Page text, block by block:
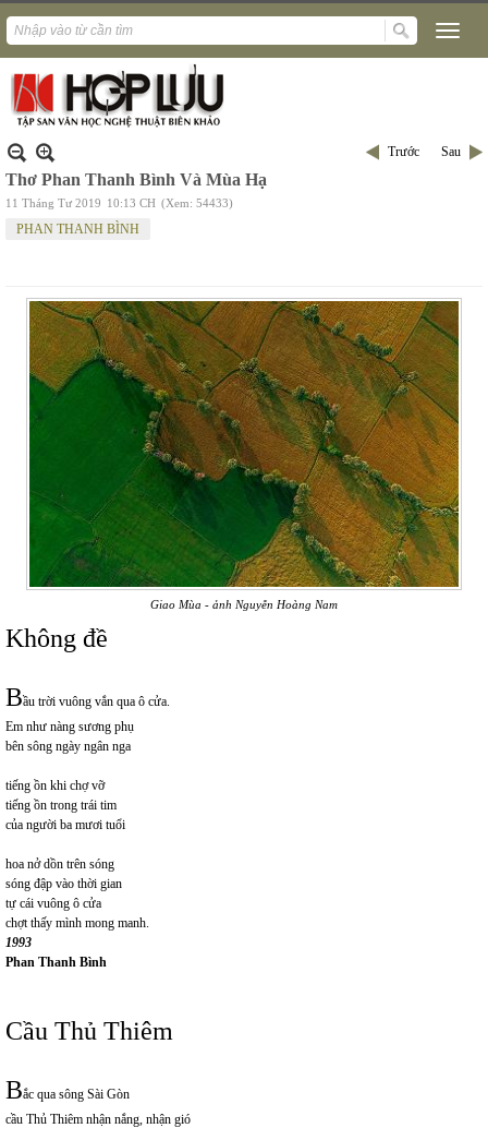
Trước Sau
Thơ Phan Thanh Bình Và Mùa Hạ
11 Tháng Tư 2019 10:13 CH (Xem: 54433)
PHAN THANH BÌNH
Giao Mùa - ảnh Nguyễn Hoàng Nam
Không đề
Bầu trời vuông vắn qua ô cửa.
Em như nàng sương phụ
bên sông ngày ngân nga
tiếng ồn khi chợ vỡ
tiếng ồn trong trái tim
của người ba mươi tuổi
hoa nở dồn trên sóng
sóng đập vào thời gian
tự cái vuông ô cửa
chợt thấy mình mong manh.
1993
Phan Thanh Bình
Cầu Thủ Thiêm
Bắc qua sông Sài Gòn
cầu Thủ Thiêm nhận nắng, nhận gió